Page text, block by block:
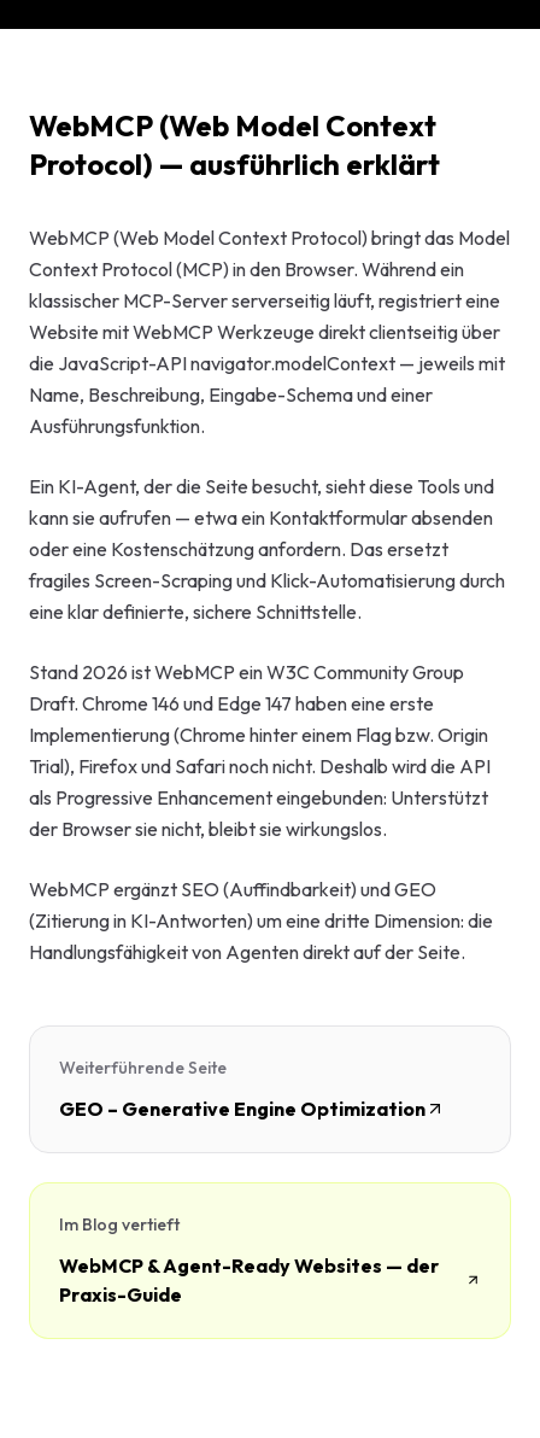
WebMCP (Web Model Context
Protocol) — ausführlich erklärt
WebMCP (Web Model Context Protocol) bringt das Model
Context Protocol (MCP) in den Browser. Während ein
klassischer MCP-Server serverseitig läuft, registriert eine
Website mit WebMCP Werkzeuge direkt clientseitig über
die JavaScript-API navigator.modelContext — jeweils mit
Name, Beschreibung, Eingabe-Schema und einer
Ausführungsfunktion.
Ein KI-Agent, der die Seite besucht, sieht diese Tools und
kann sie aufrufen — etwa ein Kontaktformular absenden
oder eine Kostenschätzung anfordern. Das ersetzt
fragiles Screen-Scraping und Klick-Automatisierung durch
eine klar definierte, sichere Schnittstelle.
Stand 2026 ist WebMCP ein W3C Community Group
Draft. Chrome 146 und Edge 147 haben eine erste
Implementierung (Chrome hinter einem Flag bzw. Origin
Trial), Firefox und Safari noch nicht. Deshalb wird die API
als Progressive Enhancement eingebunden: Unterstützt
der Browser sie nicht, bleibt sie wirkungslos.
WebMCP ergänzt SEO (Auffindbarkeit) und GEO
(Zitierung in KI-Antworten) um eine dritte Dimension: die
Handlungsfähigkeit von Agenten direkt auf der Seite.
Weiterführende Seite
GEO – Generative Engine Optimization
Im Blog vertieft
WebMCP & Agent-Ready Websites — der
Praxis-Guide